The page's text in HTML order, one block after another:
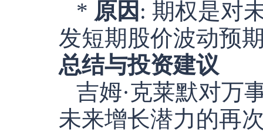
* 原因 : 期权是对
发短期股价波动预
总结与投资建议
吉姆·克莱默对万
未来增长潜力的再